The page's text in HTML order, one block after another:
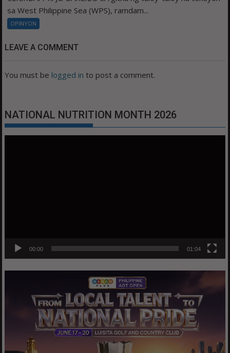
sa West Philippine Sea (WPS), ramdam...
OPINYON
LEAVE A COMMENT
You must be logged in to post a comment.
NATIONAL NUTRITION MONTH 2026
00:00 01:04